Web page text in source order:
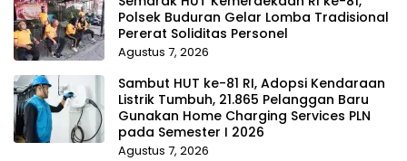
Polsek Buduran Gelar Lomba Tradisional
Pererat Soliditas Personel
Agustus 7, 2026
Sambut HUT ke-81 RI, Adopsi Kendaraan
Listrik Tumbuh, 21.865 Pelanggan Baru
Gunakan Home Charging Services PLN
pada Semester I 2026
Agustus 7, 2026